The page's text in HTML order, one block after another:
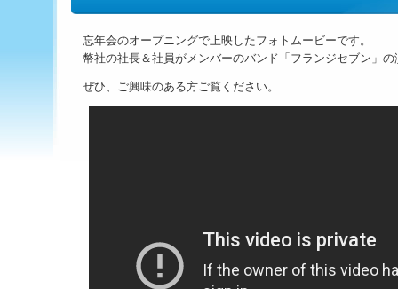
忘年会のオープニングで上映したフォトムービーです。
幣社の社長＆社員がメンバーのバンド「フランジセブン」
ぜひ、ご興味のある方ご覧ください。